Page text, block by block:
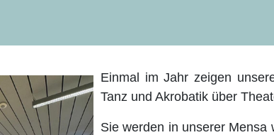
Einmal im Jahr zeigen
Tanz und Akrobatik über
Sie werden in unserer Mensa